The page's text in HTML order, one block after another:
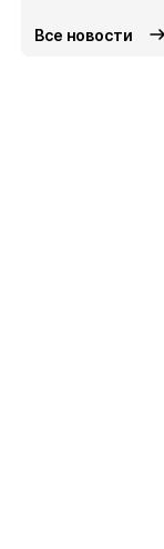
Все новости